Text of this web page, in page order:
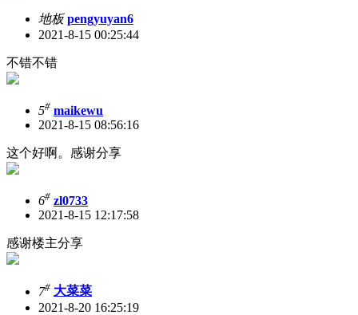
地板 pengyuyan6
2021-8-15 00:25:44
不错不错
5# maikewu
2021-8-15 08:56:16
这个好啊。感谢分享
6# zl0733
2021-8-15 12:17:58
感谢楼主分享
7# 大菜菜
2021-8-20 16:25:19